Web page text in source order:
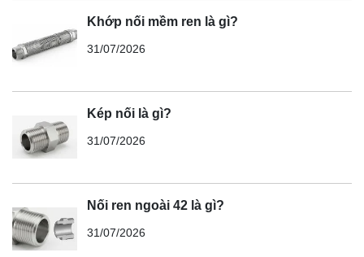
Khớp nối mềm ren là gì?
31/07/2026
Kép nối là gì?
31/07/2026
Nối ren ngoài 42 là gì?
31/07/2026